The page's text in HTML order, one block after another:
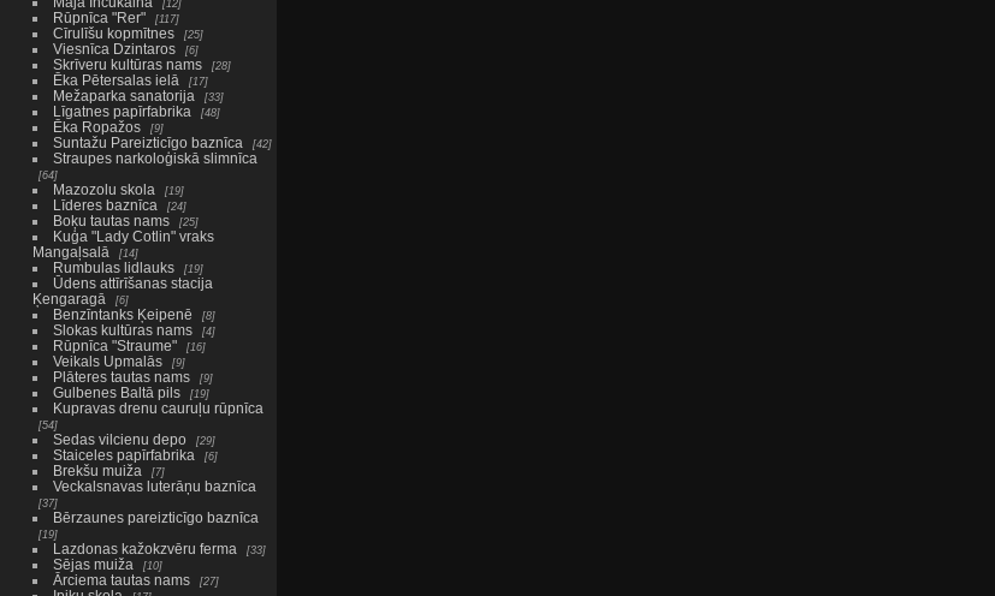
12
Rūpnīca "Rer" 117
Cīrulīšu kopmītnes 25
Viesnīca Dzintaros 6
Skrīveru kultūras nams 28
Ēka Pētersalas ielā 17
Mežaparka sanatorija 33
Līgatnes papīrfabrika 48
Ēka Ropažos 9
Suntažu Pareizticīgo baznīca 42
Straupes narkoloģiskā slimnīca
64
Mazozolu skola 19
Līderes baznīca 24
Boķu tautas nams 25
Kuģa "Lady Cotlin" vraks
Mangaļsalā
14
Rumbulas lidlauks 19
Ūdens attīrīšanas stacija
Ķengaragā
6
Benzīntanks Ķeipenē 8
Slokas kultūras nams 4
Rūpnīca "Straume" 16
Veikals Upmalās 9
Plāteres tautas nams 9
Gulbenes Baltā pils 19
Kupravas drenu cauruļu rūpnīca
54
Sedas vilcienu depo 29
Staiceles papīrfabrika 6
Brekšu muiža 7
Veckalsnavas luterāņu baznīca
37
Bērzaunes pareizticīgo baznīca
19
Lazdonas kažokzvēru ferma 33
Sējas muiža 10
Ārciema tautas nams 27